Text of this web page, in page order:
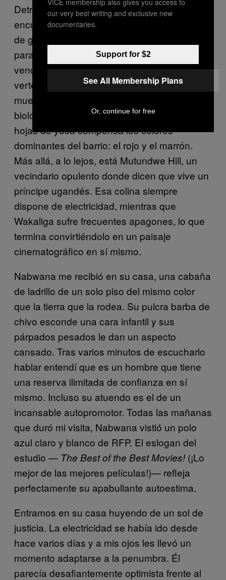
Detrás de la casa hay un anexo donde se
encuentran una sala de ensayo y el estudio
de grabación, cuatro habitaciones traseras
para alquilar y una pequeña choza en la que
venden chatarra. Al otro lado está el
vertedero —un depósito para animales
muertos, pañales sucios y deshechos
biológicos— en donde una mancha verde de
hojas de yuca compensa los colores
dominantes del barrio: el rojo y el marrón.
Más allá, a lo lejos, está Mutundwe Hill, un
vecindario opulento donde dicen que vive un
príncipe ugandés. Esa colina siempre
dispone de electricidad, mientras que
Wakaliga sufre frecuentes apagones, lo que
termina convirtiéndolo en un paisaje
cinematográfico en sí mismo.
Nabwana me recibió en su casa, una cabaña
de ladrillo de un solo piso del mismo color
que la tierra que la rodea. Su pulcra barba de
chivo esconde una cara infantil y sus
párpados pesados le dan un aspecto
cansado. Tras varios minutos de escucharlo
hablar entendí que es un hombre que tiene
una reserva ilimitada de confianza en sí
mismo. Incluso su atuendo es el de un
incansable autopromotor. Todas las mañanas
que duró mi visita, Nabwana vistió un polo
azul claro y blanco de RFP. El eslogan del
estudio — The Best of the Best Movies! (¡Lo
mejor de las mejores películas!)— refleja
perfectamente su apabullante autoestima.
Entramos en su casa huyendo de un sol de
justicia. La electricidad se había ido desde
hace varios días y a mis ojos les llevó un
momento adaptarse a la penumbra. Él
parecía desafiantemente optimista frente al
our very best writing and exclusive new
documentaries.
Support for $2
See All Membership Plans
Or, continue for free